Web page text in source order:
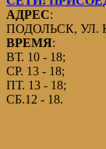
АДРЕС:
ПОДОЛЬСК, УЛ.
ВРЕМЯ:
ВТ. 10 - 18;
СР. 13 - 18;
ПТ. 13 - 18;
СБ.12 - 18.